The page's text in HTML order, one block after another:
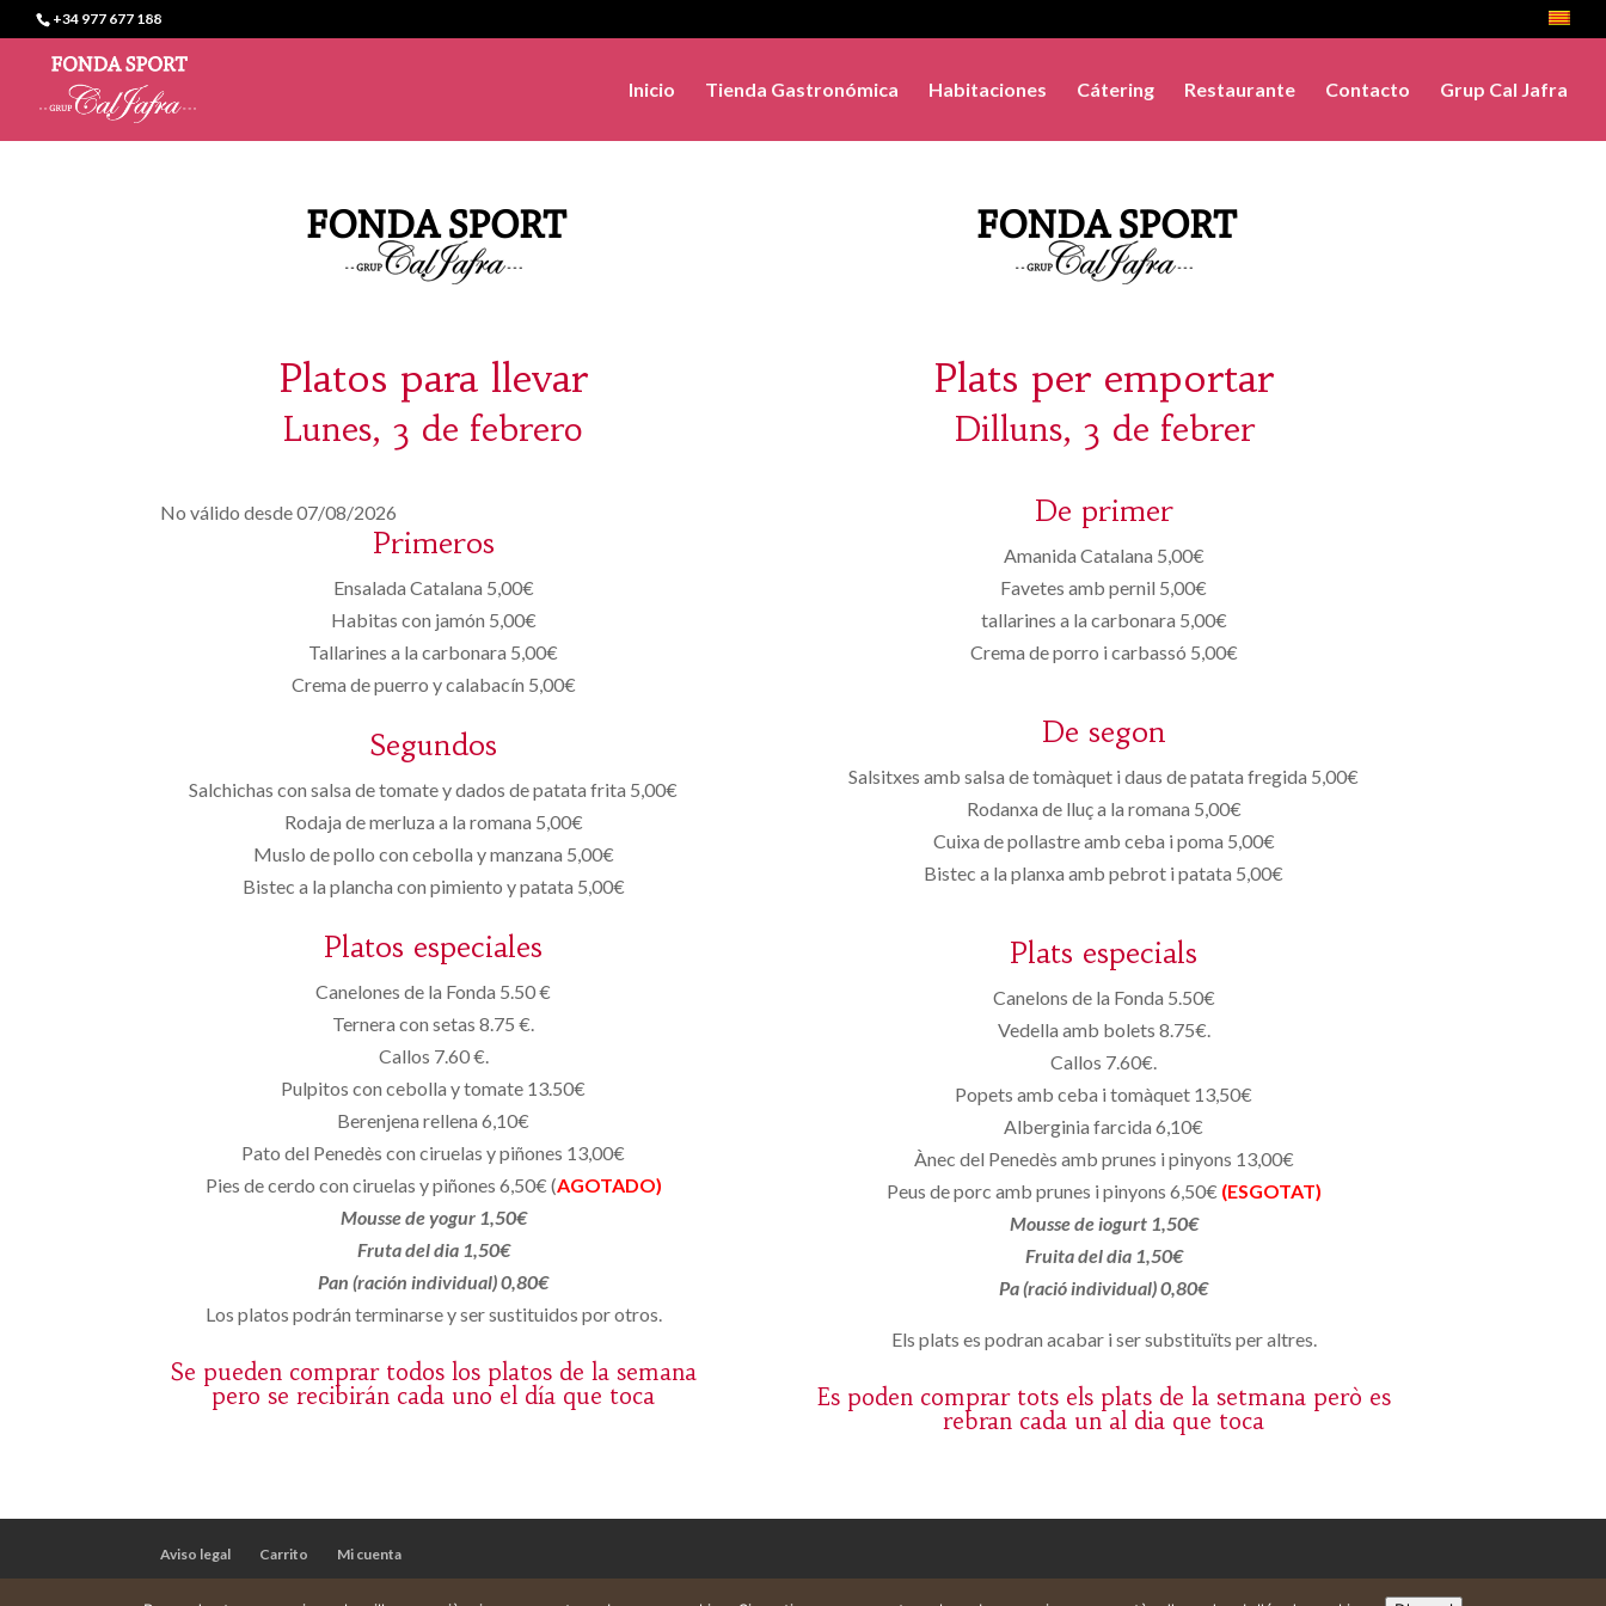
+34 977 677 188
Inicio Tienda Gastronómica Habitaciones Cátering Restaurante Contacto Grup Cal Jafra
Platos para llevar
Lunes, 3 de febrero
No válido desde 07/08/2026
Primeros
Ensalada Catalana 5,00€
Habitas con jamón 5,00€
Tallarines a la carbonara 5,00€
Crema de puerro y calabacín 5,00€
Segundos
Salchichas con salsa de tomate y dados de patata frita 5,00€
Rodaja de merluza a la romana 5,00€
Muslo de pollo con cebolla y manzana 5,00€
Bistec a la plancha con pimiento y patata 5,00€
Platos especiales
Canelones de la Fonda 5.50 €
Ternera con setas 8.75 €.
Callos 7.60 €.
Pulpitos con cebolla y tomate 13.50€
Berenjena rellena 6,10€
Pato del Penedès con ciruelas y piñones 13,00€
Pies de cerdo con ciruelas y piñones 6,50€ (AGOTADO)
Mousse de yogur 1,50€
Fruta del dia 1,50€
Pan (ración individual) 0,80€
Los platos podrán terminarse y ser sustituidos por otros.
Se pueden comprar todos los platos de la semana
pero se recibirán cada uno el día que toca
Plats per emportar
Dilluns, 3 de febrer
De primer
Amanida Catalana 5,00€
Favetes amb pernil 5,00€
tallarines a la carbonara 5,00€
Crema de porro i carbassó 5,00€
De segon
Salsitxes amb salsa de tomàquet i daus de patata fregida 5,00€
Rodanxa de lluç a la romana 5,00€
Cuixa de pollastre amb ceba i poma 5,00€
Bistec a la planxa amb pebrot i patata 5,00€
Plats especials
Canelons de la Fonda 5.50€
Vedella amb bolets 8.75€.
Callos 7.60€.
Popets amb ceba i tomàquet 13,50€
Alberginia farcida 6,10€
Ànec del Penedès amb prunes i pinyons 13,00€
Peus de porc amb prunes i pinyons 6,50€ (ESGOTAT)
Mousse de iogurt 1,50€
Fruita del dia 1,50€
Pa (ració individual) 0,80€
Els plats es podran acabar i ser substituïts per altres.
Es poden comprar tots els plats de la setmana però es
rebran cada un al dia que toca
Aviso legal Carrito Mi cuenta